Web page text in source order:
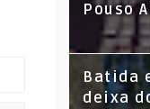
Pouso
Batida
deixa